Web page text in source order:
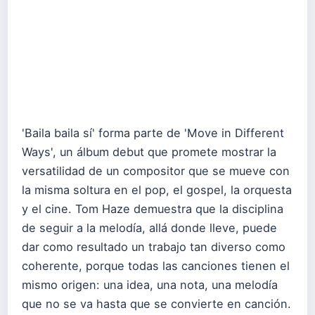
'Baila baila sí' forma parte de 'Move in Different
Ways', un álbum debut que promete mostrar la
versatilidad de un compositor que se mueve con
la misma soltura en el pop, el gospel, la orquesta
y el cine. Tom Haze demuestra que la disciplina
de seguir a la melodía, allá donde lleve, puede
dar como resultado un trabajo tan diverso como
coherente, porque todas las canciones tienen el
mismo origen: una idea, una nota, una melodía
que no se va hasta que se convierte en canción.